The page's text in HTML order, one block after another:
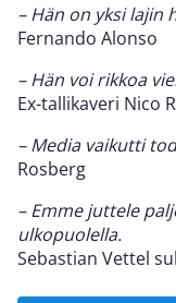
– Hän on yksi
Fernando Alonso
– Hän voi rikkoa
Ex-tallikaveri Nico
– Media vaikutti
Rosberg
– Emme juttele
ulkopuolella.
Sebastian Vettel